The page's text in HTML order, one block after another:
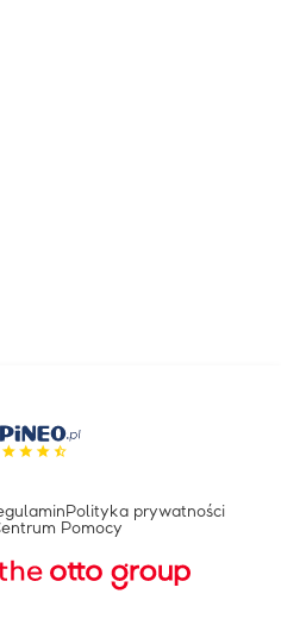
Polityka prywatności
Pomocy